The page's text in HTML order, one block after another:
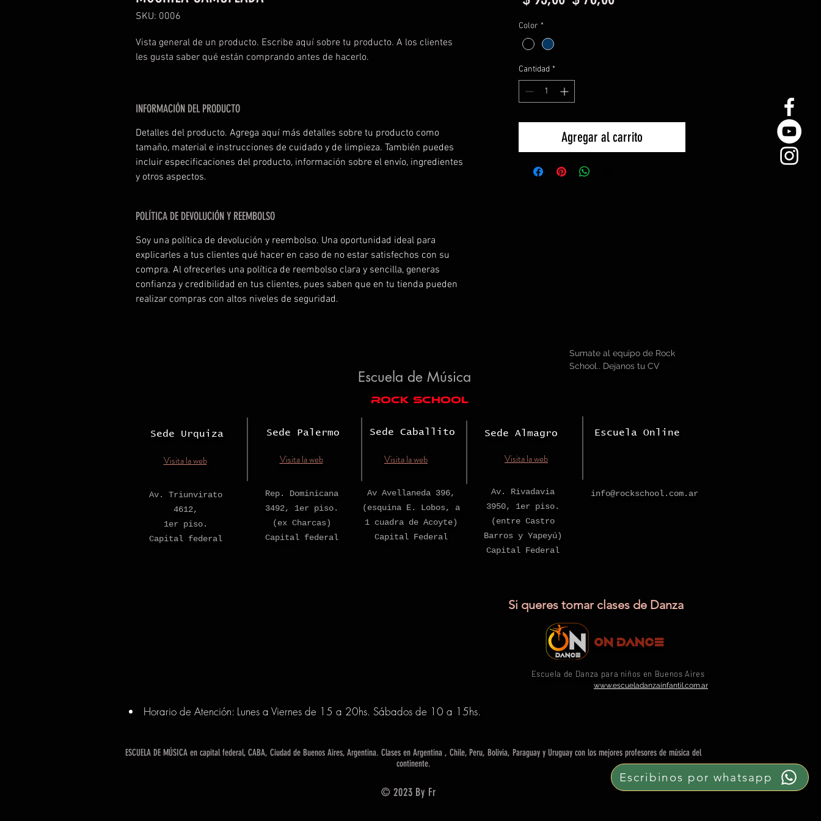
SKU: 0006
Vista general de un producto. Escribe aquí sobre tu producto. A los clientes
les gusta saber qué están comprando antes de hacerlo.
INFORMACIÓN DEL PRODUCTO
Detalles del producto. Agrega aquí más detalles sobre tu producto como
tamaño, material e instrucciones de cuidado y de limpieza. También puedes
incluir especificaciones del producto, información sobre el envío, ingredientes
y otros aspectos.
POLÍTICA DE DEVOLUCIÓN Y REEMBOLSO
Soy una política de devolución y reembolso. Una oportunidad ideal para
explicarles a tus clientes qué hacer en caso de no estar satisfechos con su
compra. Al ofrecerles una política de reembolso clara y sencilla, generas
confianza y credibilidad en tus clientes, pues saben que en tu tienda pueden
realizar compras con altos niveles de seguridad.
Color *
Cantidad *
Agregar al carrito
Escribinos por whatsapp
Escuela de Música
Sumate al equipo de Rock
School.. Dejanos tu CV
rock school
Sede Urquiza Sede Palermo Sede Caballito Sede Almagro Escuela Online
Visita la web Visita la web Visita la web Visita la web
Av. Triunvirato
4612,
1er piso.
Capital federal
Rep. Dominicana
3492, 1er piso.
(ex Charcas)
Capital federal
Av Avellaneda 396,
(esquina E. Lobos, a
1 cuadra de Acoyte)
Capital Federal
Av. Rivadavia
3950, 1er piso.
(entre Castro
Barros y Yapeyú)
Capital Federal
info@rockschool.com.ar
Si queres tomar clases de Danza
On Dance
Escuela de Danza para niños en Buenos Aires
www.escueladanzainfantil.com.ar
Horario de Atención: Lunes a Viernes de 15 a 20hs. Sábados de 10 a 15hs.
ESCUELA DE MÚSICA en capital federal, CABA, Ciudad de Buenos Aires, Argentina. Clases en Argentina , Chile, Peru, Bolivia, Paraguay y Uruguay con los mejores profesores de música del
continente.
© 2023 By Fr